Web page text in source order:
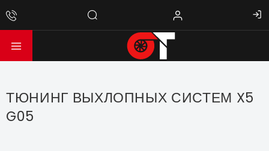
ТЮНИНГ ВЫХЛОПНЫХ СИСТЕМ X5
G05